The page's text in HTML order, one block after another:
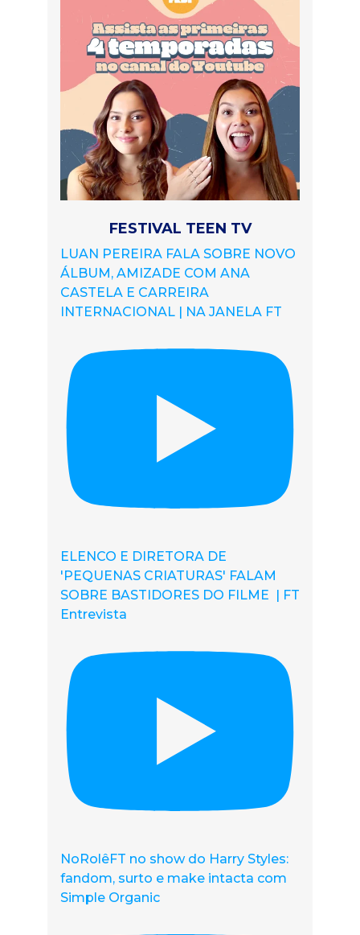
FESTIVAL TEEN TV
LUAN PEREIRA FALA SOBRE NOVO
ÁLBUM, AMIZADE COM ANA
CASTELA E CARREIRA
INTERNACIONAL | NA JANELA FT
ELENCO E DIRETORA DE
'PEQUENAS CRIATURAS' FALAM
SOBRE BASTIDORES DO FILME | FT
Entrevista
NoRolêFT no show do Harry Styles:
fandom, surto e make intacta com
Simple Organic